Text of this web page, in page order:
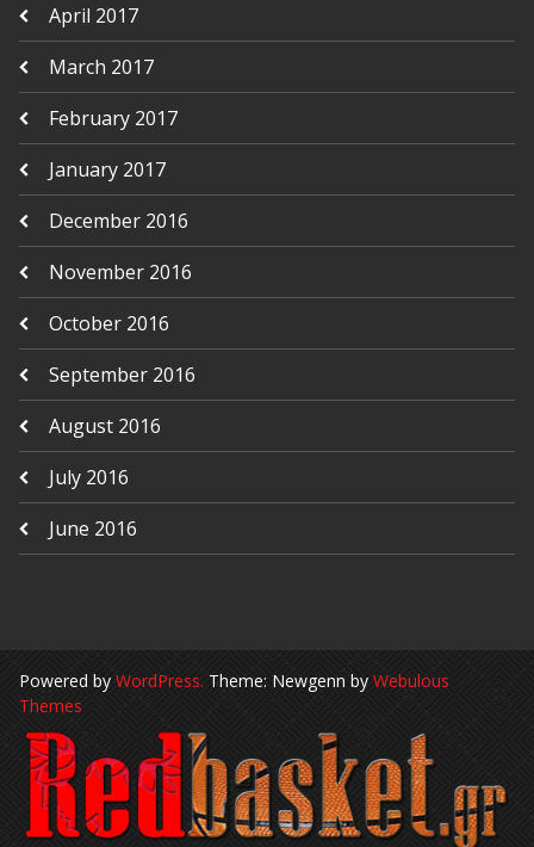
April 2017
March 2017
February 2017
January 2017
December 2016
November 2016
October 2016
September 2016
August 2016
July 2016
June 2016
Powered by WordPress. Theme: Newgenn by Webulous
Themes